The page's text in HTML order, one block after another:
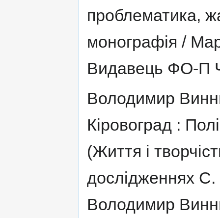
проблематика,
монографія /
Видавець ФО-П
Володимир
Кіровоград :
(Життя і
дослідженнях
Володимир